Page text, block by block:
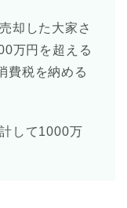
却した大家さ
万円を超える
費税を納める
して1000万